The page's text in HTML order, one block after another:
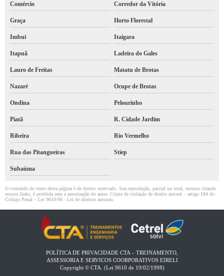
Comércio Corredor da Vitória
Graça Horto Florestal
Imbuí Itaigara
Itapuã Ladeira do Gales
Lauro de Freitas Matatu de Brotas
Nazaré Ocupe de Brotas
Ondina Pelourinho
Piatã R. Cidade Jardim
Ribeira Rio Vermelho
Rua das Pitangueiras Stiep
Subaúma
O conteúdo do texto desta página é de direito reservado. Sua reprodução, parcial ou total, mesmo citando
nossos links, é proibida sem a autorização do autor. Crime de violação de direito autoral – artigo 184 do
Código Penal – Lei 9610/98 - Lei de direitos autorais
POLÍTICA DE PRIVACIDADE CTA – TREINAMENTO,
ASSESSORIA E SERVICOS COORPORATIVOS EIRELI​
Copyright © CTA. (Lei 9610 de 19/02/1998)